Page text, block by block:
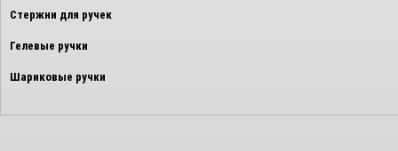
Стержни для ручек
Гелевые ручки
Шариковые ручки